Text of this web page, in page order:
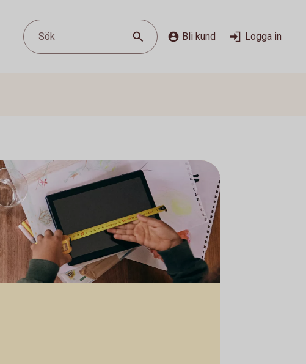
Sök Bli kund Logga in